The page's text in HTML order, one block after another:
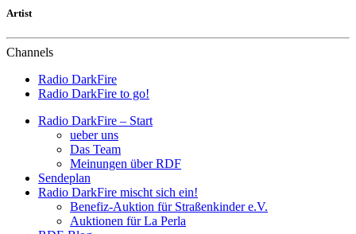
Artist
Channels
Radio DarkFire
Radio DarkFire to go!
Radio DarkFire – Start
ueber uns
Das Team
Meinungen über RDF
Sendeplan
Radio DarkFire mischt sich ein!
Benefiz-Auktion für Straßenkinder e.V.
Auktionen für La Perla